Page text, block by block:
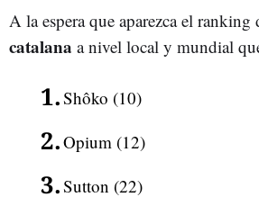
A la espera que aparezca el
catalana a nivel local y mundial
Shôko (10)
Opium (12)
Sutton (22)